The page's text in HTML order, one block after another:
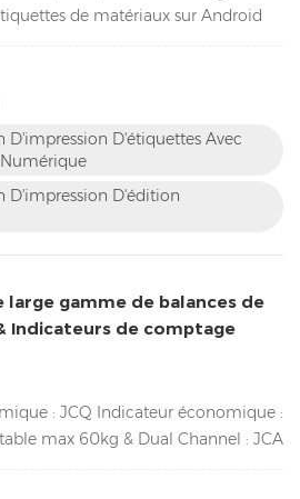
de matériaux sur Android
Android et imprimante par
nous avons donc deux versions :
l'étiquette par l'...
D'impression D'étiquettes Avec
D'impression D'édition
large gamme de balances de
Indicateurs de comptage
: JCQ Indicateur économique :
max 60kg & Dual Channel : JCA
: SKY-C Indicateur de